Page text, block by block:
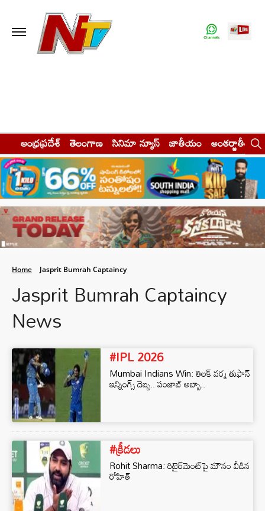
ఆంధ్రప్రదేశ్ తెలంగాణ సినిమా న్యూస్ జాతీయం అంతర్జాతీయం
Home Jasprit Bumrah Captaincy
Jasprit Bumrah Captaincy
News
#IPL 2026
Mumbai Indians Win: తిలక్ వర్మ తుఫాన్
ఇన్నింగ్స్ దెబ్బ.. పంజాబ్ అబ్బా..
#క్రీడలు
Rohit Sharma: రిటైర్‌మెంట్‌పై మౌనం వీడిన
రోహిత్